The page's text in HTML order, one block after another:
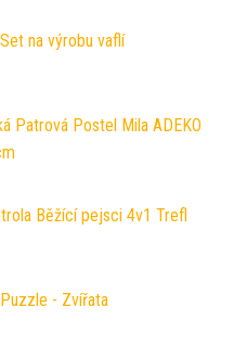
na výrobu vaflí
Patrová Postel Mila ADEKO
Běžící pejsci 4v1 Trefl
- Zvířata